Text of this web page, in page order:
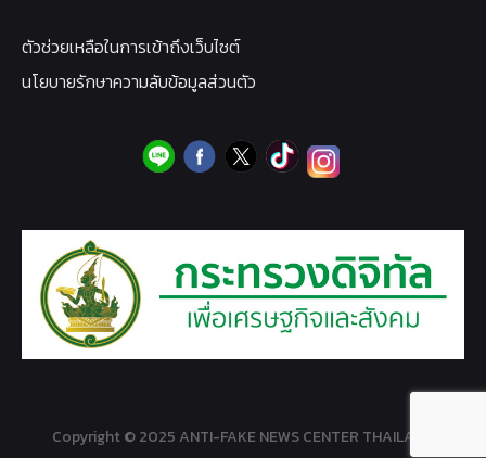
ตัวช่วยเหลือในการเข้าถึงเว็บไซต์
นโยบายรักษาความลับข้อมูลส่วนตัว
Copyright © 2025 ANTI-FAKE NEWS CENTER THAILAND